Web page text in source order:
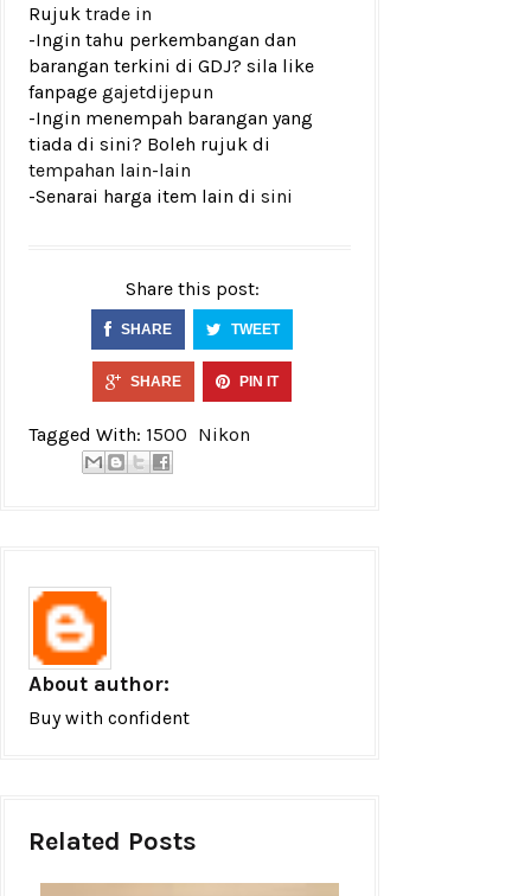
Rujuk trade in
-Ingin tahu perkembangan dan
barangan terkini di GDJ? sila like
fanpage gajetdijepun
-Ingin menempah barangan yang
tiada di sini? Boleh rujuk di
tempahan lain-lain
-Senarai harga item lain di sini
Share this post:
SHARE TWEET
SHARE PIN IT
Tagged With: 1500 Nikon
About author:
Buy with confident
Related Posts